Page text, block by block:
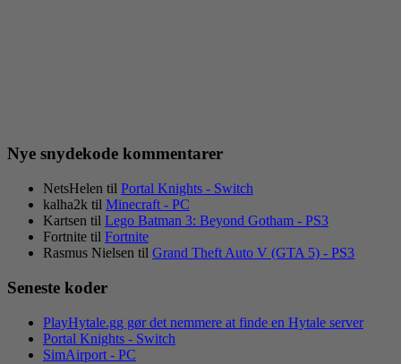
Nye snydekode kommentarer
NetsHelen til Portal Knights - Switch
kalha2k til Minecraft - PC
Kartsen til Lego Batman 3: Beyond Gotham - PS3
Fortnite til Fortnite
Rasmus Nielsen til Grand Theft Auto V (GTA 5) - PS3
Seneste koder
PlayHytale.gg gør det nemmere at finde en Hytale server
Portal Knights - Switch
SimAirport - PC